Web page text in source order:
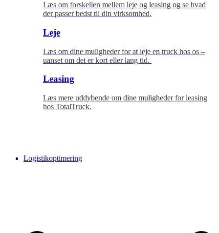
Læs om forskellen mellem leje og leasing og se hvad
der passer bedst til din virksomhed.
Leje
Læs om dine muligheder for at leje en truck hos os –
uanset om det er kort eller lang tid.
Leasing
Læs mere uddybende om dine muligheder for leasing
hos TotalTruck.
Logistikoptimering